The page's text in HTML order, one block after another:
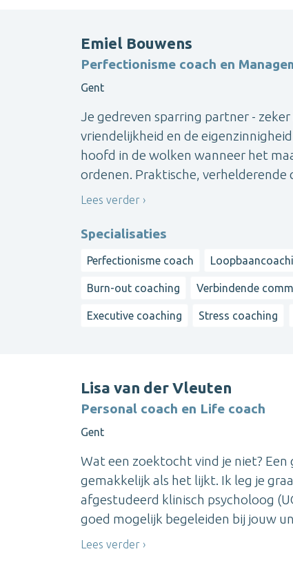
Emiel Bouwens
Perfectionisme coach en
Gent
Je gedreven sparring partner -
vriendelijkheid en de
hoofd in de wolken wanneer het
ordenen. Praktische, verhelderende
Lees verder
Specialisaties
Perfectionisme coach
Burn-out coaching Verbindende
Executive coaching Stress coaching
Lisa van der Vleuten
Personal coach en Life coach
Gent
Wat een zoektocht vind je niet?
gemakkelijk als het lijkt. Ik leg je
afgestudeerd klinisch psycholoog
goed mogelijk begeleiden bij jouw
Lees verder